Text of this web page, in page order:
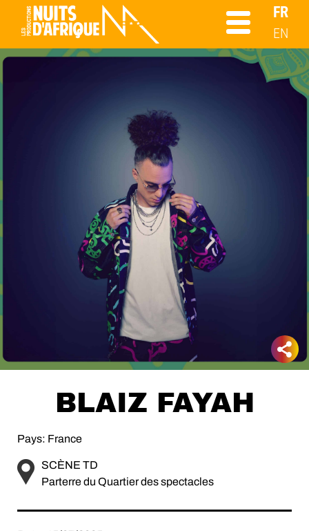
FR
EN
BLAIZ FAYAH
Pays: France
SCÈNE TD
Parterre du Quartier des spectacles